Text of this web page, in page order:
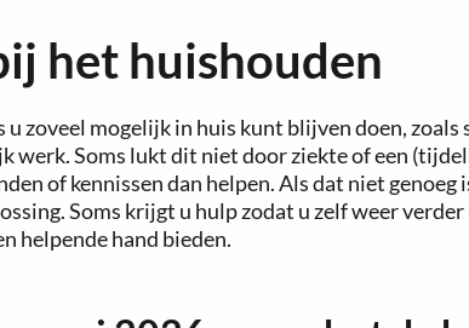
het huishouden
u zoveel mogelijk in huis kunt blijven doen, zoals
werk. Soms lukt dit niet door ziekte of een
of kennissen dan helpen. Als dat niet genoeg
Soms krijgt u hulp zodat u zelf weer
helpende hand bieden.